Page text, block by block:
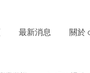
最新消息 關於